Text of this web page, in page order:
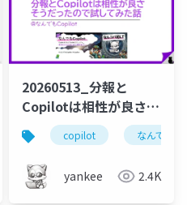
security-copilot なん
20260513_分報と
Copilotは相性が良さそ
うだったので試してみ
た話
copilot なんでも
yankee 2.4K